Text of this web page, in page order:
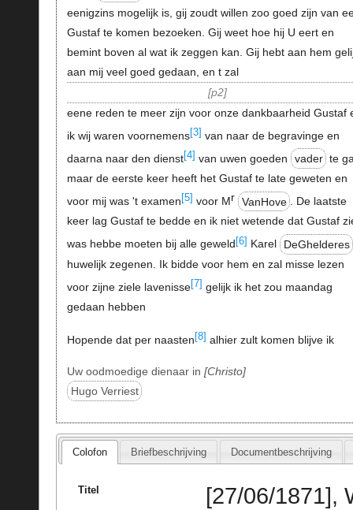
eenigzins mogelijk is, gij zoudt willen zoo goed zijn van
Gustaf te komen bezoeken. Gij weet hoe hij U eert en
bemint boven al wat ik zeggen kan. Gij hebt aan hem
aan mij veel goed gedaan, en t zal
p2
eene reden te meer zijn voor onze dankbaarheid Gustaf
ik wij waren voornemens[3] van naar de begravinge en
daarna naar den dienst[4] van uwen goeden vader te
maar de eerste keer heeft het Gustaf te late geweten en
voor mij was 't examen [5] voor Mr VanHove . De laatste
keer lag Gustaf te bedde en ik niet wetende dat Gustaf
was hebbe moeten bij alle geweld [6] Karel
DeGhelderes
huwelijk zegenen. Ik bidde voor hem en zal misse lezen
voor zijne ziele lavenisse[7] gelijk ik het zou maandag
gedaan hebben
Hopende dat per naasten [8] alhier zult komen blijve ik
Uw oodmoedige dienaar in Christo
Hugo Verriest
Colofon Briefbeschrijving Documentbeschrijving
Titel
[27/06/1871],